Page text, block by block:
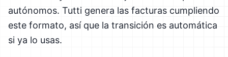
autónomos. Tutti genera las facturas cumpliendo
este formato, así que la transición es automática
si ya lo usas.